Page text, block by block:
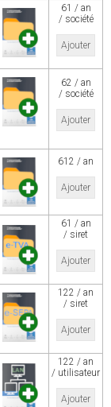
61 / an
/ société
Ajouter
62 / an
/ société
Ajouter
612 / an
Ajouter
61 / an
/ siret
Ajouter
122 / an
/ siret
Ajouter
122 / an
/ utilisateur
Ajouter